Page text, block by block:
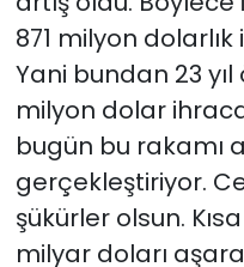
871 milyon
Yani bundan 23
milyon dolar
bugün bu rakamı
gerçekleştiriyor.
şükürler olsun.
milyar doları